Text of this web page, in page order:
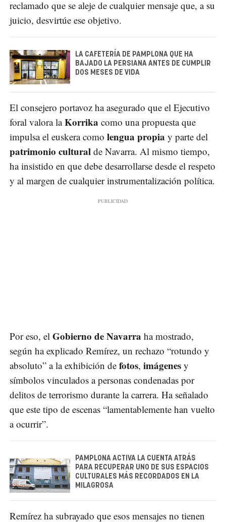
reclamado que se aleje de cualquier mensaje que, a su
juicio, desvirtúe ese objetivo.
LA CAFETERÍA DE PAMPLONA QUE HA
BAJADO LA PERSIANA ANTES DE CUMPLIR
DOS MESES DE VIDA
El consejero portavoz ha asegurado que el Ejecutivo
foral valora laKorrika como una propuesta que
impulsa el euskera como lengua propia y parte del
patrimonio cultural de Navarra. Al mismo tiempo,
ha insistido en que debe desarrollarse desde el respeto
y al margen de cualquier instrumentalización política.
Por eso, el Gobierno de Navarra ha mostrado,
según ha explicado Remírez, un rechazo “rotundo y
absoluto” a la exhibición de fotos, imágenes y
símbolos vinculados a personas condenadas por
delitos de terrorismo durante la carrera. Ha señalado
que este tipo de escenas “lamentablemente han vuelto
a ocurrir”.
PAMPLONA ACTIVA LA CUENTA ATRÁS
PARA RECUPERAR UNO DE SUS ESPACIOS
CULTURALES MÁS RECORDADOS EN LA
MILAGROSA
Remírez ha subrayado que esos mensajes no tienen